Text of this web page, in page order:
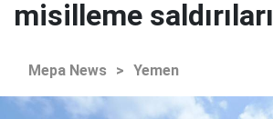
misilleme saldırıları
Mepa News > Yemen